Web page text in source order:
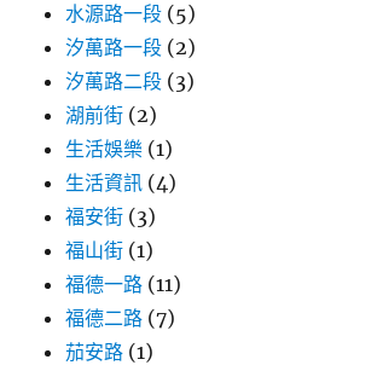
水源路一段 (5)
汐萬路一段 (2)
汐萬路二段 (3)
湖前街 (2)
生活娛樂 (1)
生活資訊 (4)
福安街 (3)
福山街 (1)
福德一路 (11)
福德二路 (7)
茄安路 (1)